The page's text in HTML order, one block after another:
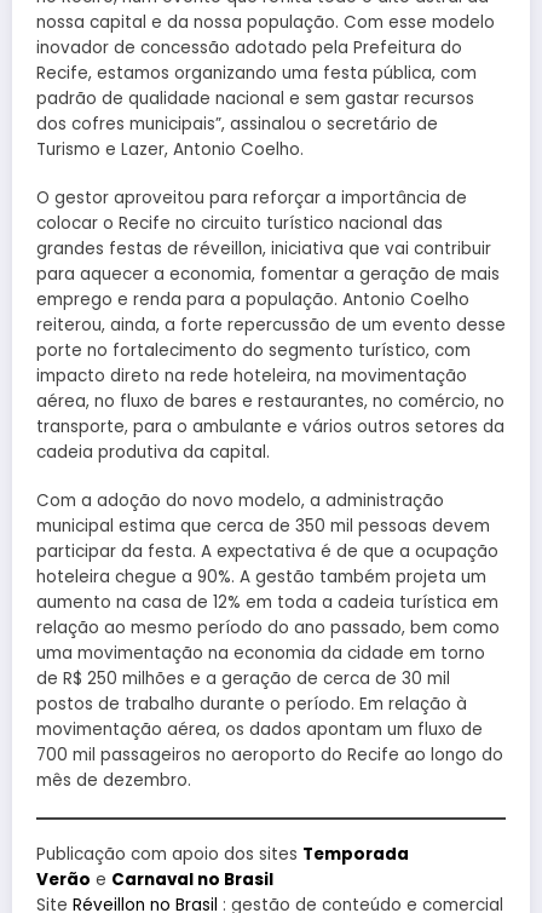
nossa capital e da nossa população. Com esse modelo
inovador de concessão adotado pela Prefeitura do
Recife, estamos organizando uma festa pública, com
padrão de qualidade nacional e sem gastar recursos
dos cofres municipais”, assinalou o secretário de
Turismo e Lazer, Antonio Coelho.
O gestor aproveitou para reforçar a importância de
colocar o Recife no circuito turístico nacional das
grandes festas de réveillon, iniciativa que vai contribuir
para aquecer a economia, fomentar a geração de mais
emprego e renda para a população. Antonio Coelho
reiterou, ainda, a forte repercussão de um evento desse
porte no fortalecimento do segmento turístico, com
impacto direto na rede hoteleira, na movimentação
aérea, no fluxo de bares e restaurantes, no comércio, no
transporte, para o ambulante e vários outros setores da
cadeia produtiva da capital.
Com a adoção do novo modelo, a administração
municipal estima que cerca de 350 mil pessoas devem
participar da festa. A expectativa é de que a ocupação
hoteleira chegue a 90%. A gestão também projeta um
aumento na casa de 12% em toda a cadeia turística em
relação ao mesmo período do ano passado, bem como
uma movimentação na economia da cidade em torno
de R$ 250 milhões e a geração de cerca de 30 mil
postos de trabalho durante o período. Em relação à
movimentação aérea, os dados apontam um fluxo de
700 mil passageiros no aeroporto do Recife ao longo do
mês de dezembro.
Publicação com apoio dos sites Temporada
Verão e Carnaval no Brasil
Site Réveillon no Brasil : gestão de conteúdo e comercial